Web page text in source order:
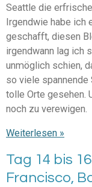
Seattle die
Irgendwie habe ich
geschafft, diesen
irgendwann lag ich
unmöglich schien,
so viele spannende
tolle Orte gesehen.
noch zu verewigen.
Weiterlesen »
Tag 14 bis
Francisco,